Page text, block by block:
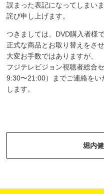
誤まった表記になってしまい
詫び申し上げます。
つきましては、DVD購入者様
正式な商品とお取り替えをさ
大変お手数ではありますが、
フジテレビジョン視聴者総合
9:30〜21:00）までご連絡を
します。
堀内